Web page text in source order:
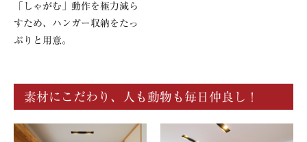
「しゃがむ」動作を極力減ら
すため、ハンガー収納をたっ
ぷりと用意。
素材にこだわり、人も動物も毎日仲良し！